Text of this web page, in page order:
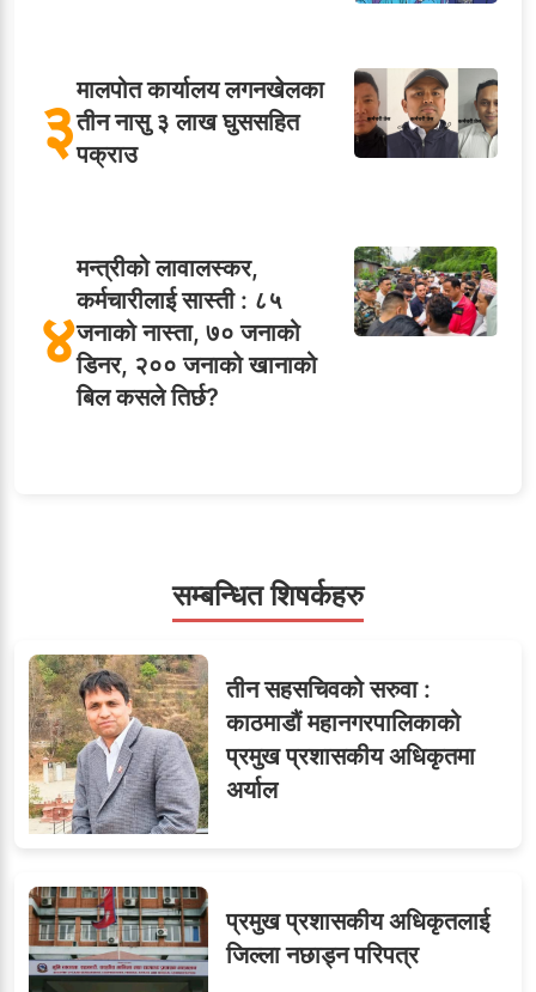
३मालपोत कार्यालय लगनखेलका
तीन नासु ३ लाख घुससहित
पक्राउ
४
मन्त्रीको लावालस्कर,
कर्मचारीलाई सास्ती : ८५
जनाको नास्ता, ७० जनाको
डिनर, २०० जनाको खानाको
बिल कसले तिर्छ?
६सहसचिवमा प्रथम भएका
विजयकुमार शर्माको लोकसेवा
टिप्स
७
सम्बन्धित शिषर्कहरु
तीन सहसचिवको सरुवा :
काठमाडौं महानगरपालिकाको
प्रमुख प्रशासकीय अधिकृतमा
अर्याल
प्रमुख प्रशासकीय अधिकृतलाई
जिल्ला नछाड्न परिपत्र